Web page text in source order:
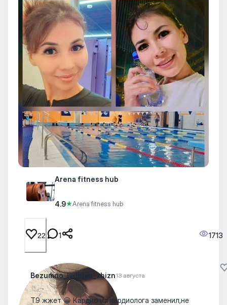
Arena fitness hub
4.9★Arena fitness hub
22 1 1713
Bezumno_lyublyu_zhizn13 августа
Т9 жжет 😀 Кардио на кардиолога заменил,не